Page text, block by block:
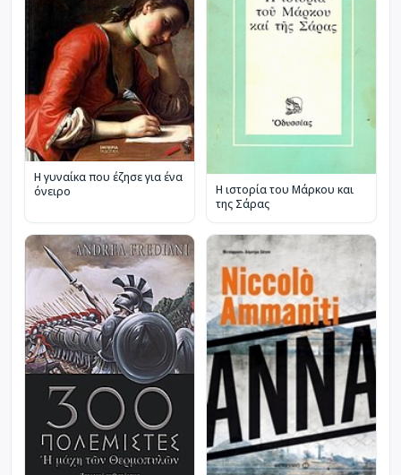
Η γυναίκα που έζησε για ένα
όνειρο
Η ιστορία του Μάρκου και
της Σάρας